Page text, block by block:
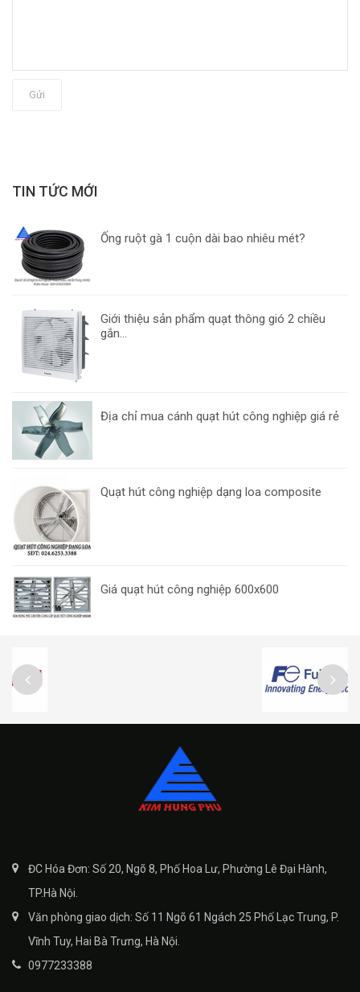
Gửi
TIN TỨC MỚI
Ống ruột gà 1 cuộn dài bao nhiêu mét?
Giới thiệu sản phẩm quạt thông gió 2 chiều
gắn...
Địa chỉ mua cánh quạt hút công nghiệp giá rẻ
Quạt hút công nghiệp dạng loa composite
Giá quạt hút công nghiệp 600x600
ĐC Hóa Đơn: Số 20, Ngõ 8, Phố Hoa Lư, Phường Lê Đại Hành,
TP.Hà Nội.
Văn phòng giao dịch: Số 11 Ngõ 61 Ngách 25 Phố Lạc Trung, P.
Vĩnh Tuy, Hai Bà Trưng, Hà Nội.
0977233388